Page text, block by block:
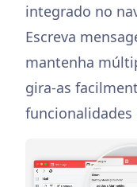
integrado no
Escreva
mantenha
gira-as
funcionalidades